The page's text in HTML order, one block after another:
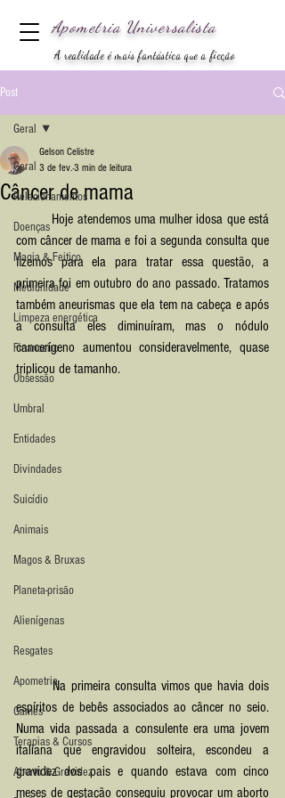
Apometria Universalista
A realidade é mais fantástica que a ficção
Post
Geral
Relacionamentos
Doenças
Magia & Feitiço
Mediunidade
Limpeza energética
Financeiro
Obsessão
Umbral
Entidades
Divindades
Suicídio
Animais
Magos & Bruxas
Planeta-prisão
Alienígenas
Resgates
Apometria
Games
Terapias & Cursos
Aborto & Gravidez
Geral
Câncer de mama
Gelson Celistre
3 de fev.3 min de leitura
	Hoje atendemos uma mulher idosa que está
com câncer de mama e foi a segunda consulta que
fizemos para ela para tratar essa questão, a
primeira foi em outubro do ano passado. Tratamos
também aneurismas que ela tem na cabeça e após
a consulta eles diminuíram, mas o nódulo
cancerígeno aumentou consideravelmente, quase
triplicou de tamanho.
	Na primeira consulta vimos que havia dois
espíritos de bebês associados ao câncer no seio.
Numa vida passada a consulente era uma jovem
italiana que engravidou solteira, escondeu a
gravidez dos pais e quando estava com cinco
meses de gestação conseguiu provocar um aborto